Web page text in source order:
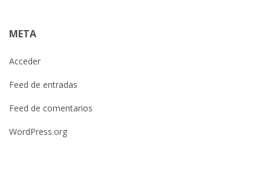
META
Acceder
Feed de entradas
Feed de comentarios
WordPress.org